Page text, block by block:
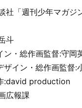
社「週刊少年マガジ
斗
ン・総作画監督:守岡
ザイン・総作画監督:
:david production
広報課